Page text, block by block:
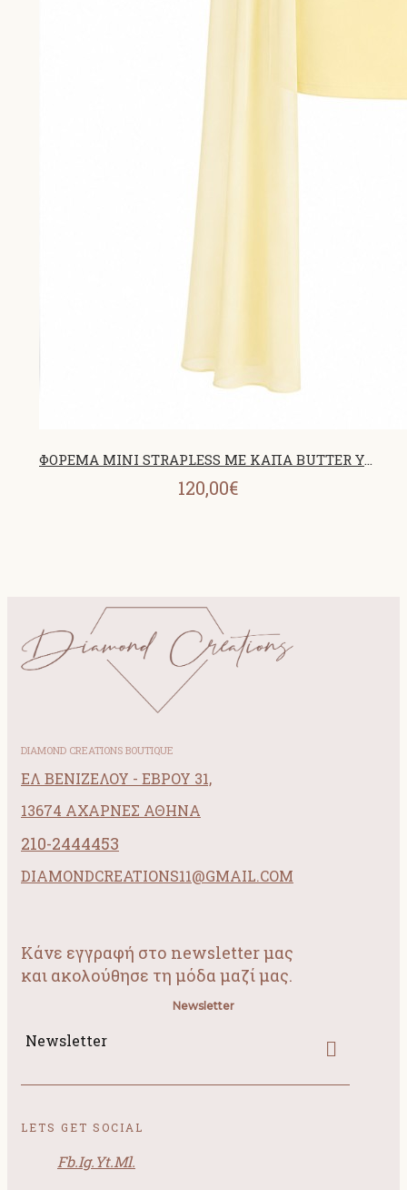
ΦΟΡΕΜΑ MINI STRAPLESS ΜΕ ΚΑΠΑ BUTTER YELLOW 26467
120,00€
DIAMOND CREATIONS BOUTIQUE
ΕΛ ΒΕΝΙΖΕΛΟΥ - ΕΒΡΟΥ 31,
13674 ΑΧΑΡΝΕΣ ΑΘΗΝΑ
210-2444453
DIAMONDCREATIONS11@GMAIL.COM
Κάνε εγγραφή στο newsletter μας
και ακολούθησε τη μόδα μαζί μας.
Newsletter
Newsletter
LETS GET SOCIAL
Fb.Ig.Yt.Ml.